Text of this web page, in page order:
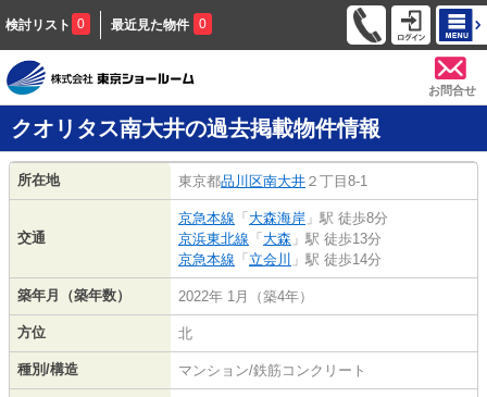
検討リスト 0 最近見た物件 0
お問合せ
クオリタス南大井の過去掲載物件情報
所在地 東京都品川区南大井 ２丁目8-1
交通
京急本線 「 大森海岸 」駅 徒歩8分
京浜東北線 「 大森 」駅 徒歩13分
京急本線 「 立会川 」駅 徒歩14分
築年月（築年数） 2022年 1月（築4年）
方位 北
種別/構造 マンション/鉄筋コンクリート